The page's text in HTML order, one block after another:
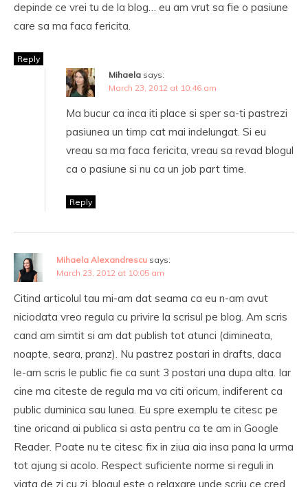
depinde ce vrei tu de la blog… eu am vrut sa fie o pasiune
care sa ma faca fericita.
Reply
Mihaela says:
March 23, 2012 at 10:46 am
Ma bucur ca inca iti place si sper sa-ti pastrezi
pasiunea un timp cat mai indelungat. Si eu
vreau sa ma faca fericita, vreau sa revad blogul
ca o pasiune si nu ca un job part time.
Reply
Mihaela Alexandrescu says:
March 23, 2012 at 10:05 am
Citind articolul tau mi-am dat seama ca eu n-am avut
niciodata vreo regula cu privire la scrisul pe blog. Am scris
cand am simtit si am dat publish tot atunci (dimineata,
noapte, seara, pranz). Nu pastrez postari in drafts, daca
le-am scris le public fie ca sunt 3 postari una dupa alta. Iar
cine ma citeste de regula ma va citi oricum, indiferent ca
public duminica sau lunea. Eu spre exemplu te citesc pe
tine oricand ai publica si asta pentru ca te am in Google
Reader. Poate nu te citesc fix in ziua aia insa pana la urma
tot ajung si acolo. Respect suficiente norme si reguli in
viata de zi cu zi, blogul este o relaxare unde scriu ce cred